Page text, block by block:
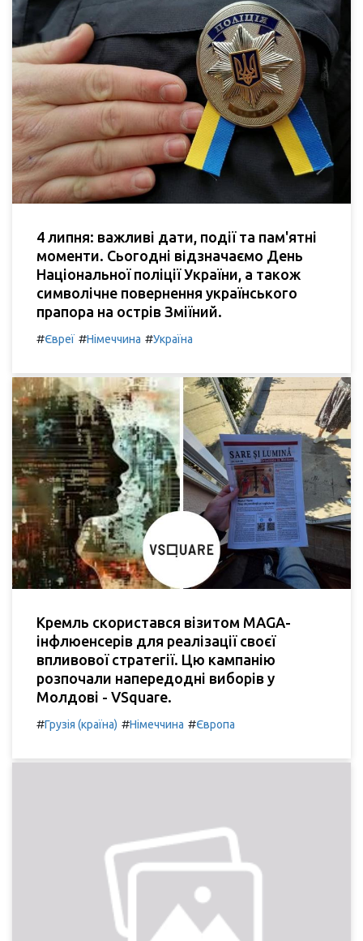
4 липня: важливі дати, події та пам'ятні
моменти. Сьогодні відзначаємо День
Національної поліції України, а також
символічне повернення українського
прапора на острів Зміїний.
#Євреї #Німеччина #Україна
Кремль скористався візитом MAGA-
інфлюенсерів для реалізації своєї
впливової стратегії. Цю кампанію
розпочали напередодні виборів у
Молдові - VSquare.
#Грузія (країна) #Німеччина #Європа